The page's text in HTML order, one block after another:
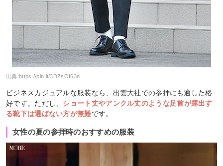
出典: https://pin.it/3DZsOf63n
ビジネスカジュアルな服装なら、出雲大社での参拝にも適した格
好です。ただし、 ショート丈やアンクル丈のような足首が露出す
る靴下は選ばない方が無難です。
女性の夏の参拝時のおすすめの服装